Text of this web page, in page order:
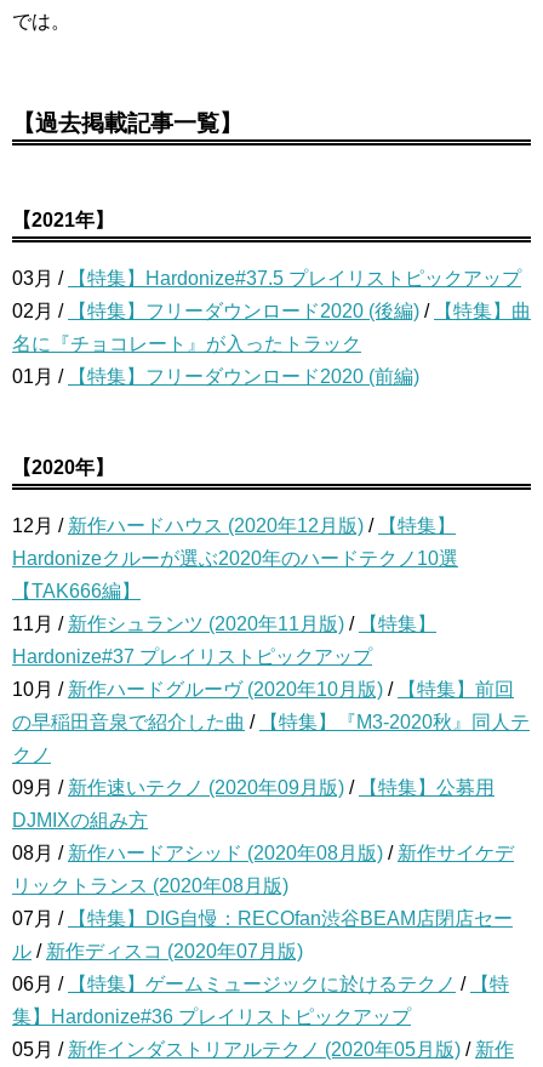
では。
【過去掲載記事一覧】
【2021年】
03月 /
【特集】Hardonize#37.5 プレイリストピックアップ
02月 /
【特集】フリーダウンロード2020 (後編) /
【特集】曲
名に『チョコレート』が入ったトラック
01月 /
【特集】フリーダウンロード2020 (前編)
【2020年】
12月 / 新作ハードハウス (2020年12月版) /
【特集】
Hardonizeクルーが選ぶ2020年のハードテクノ10選
【TAK666編】
11月 / 新作シュランツ (2020年11月版) /
【特集】
Hardonize#37 プレイリストピックアップ
10月 / 新作ハードグルーヴ (2020年10月版) /
【特集】前回
の早稲田音泉で紹介した曲 /
【特集】『M3-2020秋』同人テ
クノ
09月 / 新作速いテクノ (2020年09月版) /
【特集】公募用
DJMIXの組み方
08月 / 新作ハードアシッド (2020年08月版) / 新作サイケデ
リックトランス (2020年08月版)
07月 /
【特集】DIG自慢：RECOfan渋谷BEAM店閉店セー
ル / 新作ディスコ (2020年07月版)
06月 /
【特集】ゲームミュージックに於けるテクノ /
【特
集】Hardonize#36 プレイリストピックアップ
05月 / 新作インダストリアルテクノ (2020年05月版) / 新作